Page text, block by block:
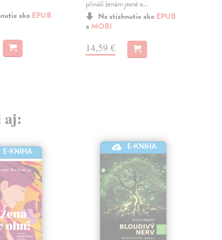
ako EPUB
přináší ženám jasné a...
Na stiahnutie ako EPUB
a MOBI
14,59 €
aj:
E-KNIHA
E-KNIHA